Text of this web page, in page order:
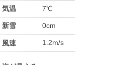
気温 7℃
新雪 0cm
風速 1.2m/s